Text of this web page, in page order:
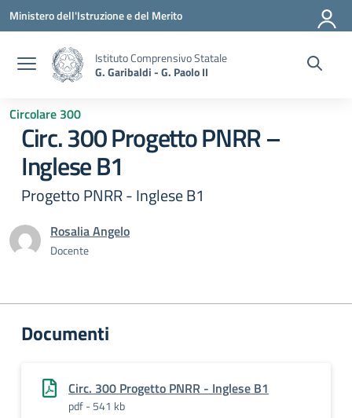
Vai ai contenuti
Vai al menu di navigazione
Vai al footer
Ministero dell'Istruzione e del Merito
Istituto Comprensivo Statale
G. Garibaldi - G. Paolo II
Circolare 300
Circ. 300 Progetto PNRR –
Inglese B1
Progetto PNRR - Inglese B1
Rosalia Angelo
Docente
Documenti
Circ. 300 Progetto PNRR - Inglese B1
pdf - 541 kb